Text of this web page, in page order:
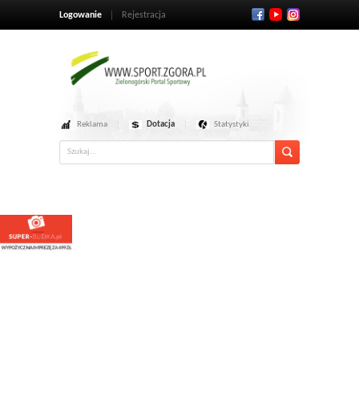
Logowanie Rejestracja
Reklama Dotacja Statystyki